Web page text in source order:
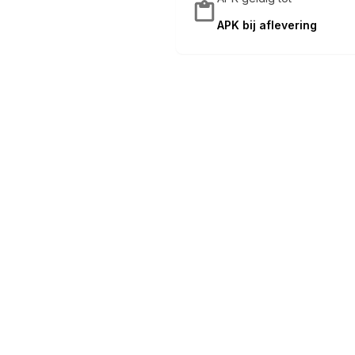
APK bij aflevering